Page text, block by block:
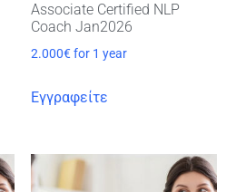
Associate Certified NLP
Coach Jan2026
2.000€ for 1 year
Εγγραφείτε